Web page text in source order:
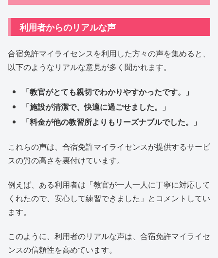
利用者からのリアルな声
合宿免許マイライセンスを利用した方々の声を集めると、
以下のようなリアルな意見が多く聞かれます。
「教官がとても親切でわかりやすかったです。」
「施設が清潔で、快適に過ごせました。」
「料金が他の教習所よりもリーズナブルでした。」
これらの声は、合宿免許マイライセンスが提供するサービ
スの質の高さを裏付けています。
例えば、ある利用者は「教官が一人一人に丁寧に対応して
くれたので、安心して練習できました」とコメントしてい
ます。
このように、利用者のリアルな声は、合宿免許マイライセ
ンスの信頼性を高めています。